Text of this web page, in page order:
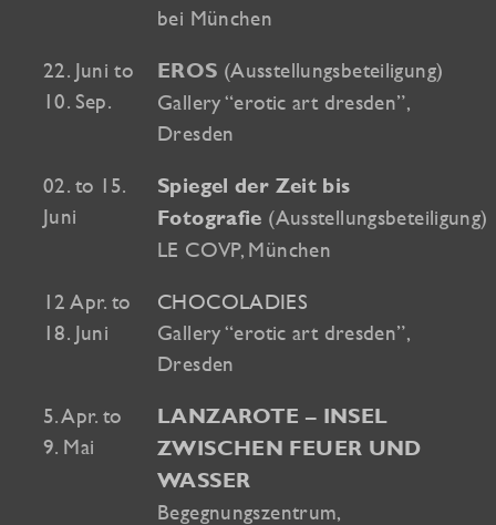
bei München
22. Juni to
10. Sep.
EROS (Ausstellungsbeteiligung)
Gallery “erotic art dresden”,
Dresden
02. to 15.
Juni
Spiegel der Zeit bis
Fotografie (Ausstellungsbeteiligung)
LE COVP, München
12 Apr. to
18. Juni
CHOCOLADIES
Gallery “erotic art dresden”,
Dresden
5. Apr. to
9. Mai
LANZAROTE – INSEL
ZWISCHEN FEUER UND
WASSER
Begegnungszentrum,